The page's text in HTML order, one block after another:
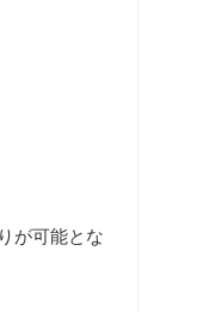
が可能とな